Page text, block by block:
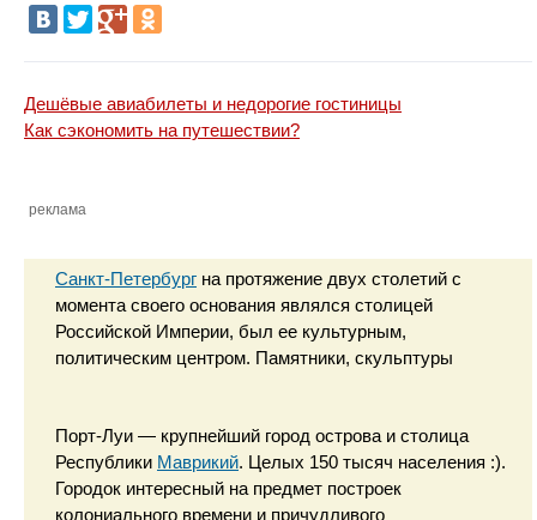
Дешёвые авиабилеты и недорогие гостиницы
Как сэкономить на путешествии?
реклама
Санкт-Петербург на протяжение двух столетий с
момента своего основания являлся столицей
Российской Империи, был ее культурным,
политическим центром. Памятники, скульптуры
Порт-Луи — крупнейший город острова и столица
Республики Маврикий. Целых 150 тысяч населения :).
Городок интересный на предмет построек
колониального времени и причудливого